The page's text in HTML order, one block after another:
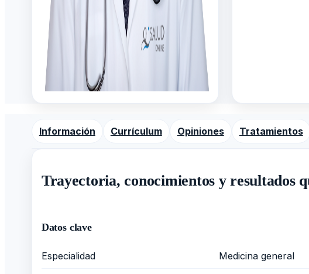
Información Currículum Opiniones Tratamientos
Trayectoria, conocimientos y resultados
Datos clave
Especialidad Medicina general